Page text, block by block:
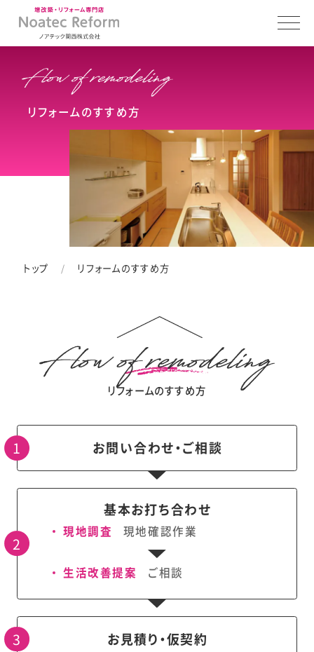
リフォームのすすめ方
トップ リフォームのすすめ方
リフォームのすすめ方
お問い合わせ・ご相談
基本お打ち合わせ
現地調査 現地確認作業
生活改善提案 ご相談
お見積り・仮契約